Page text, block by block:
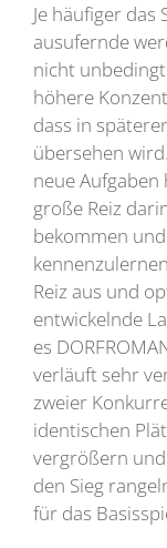
Je häufiger das
ausufernde
nicht
höhere
dass in
übersehen
neue
große Reiz
bekommen
Reiz aus und
entwickelnde
es
verläuft sehr
zweier
identischen
vergrößern
den Sieg
für das